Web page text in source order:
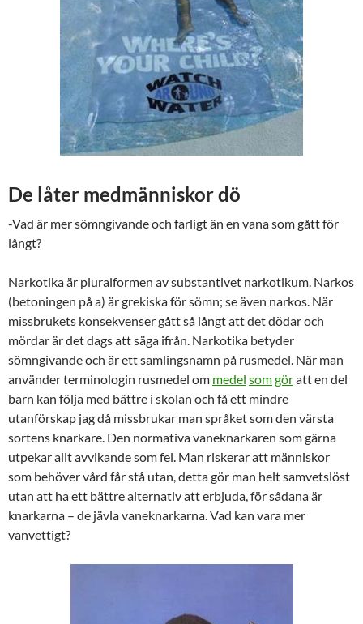
De låter medmänniskor dö
-Vad är mer sömngivande och farligt än en vana som gått för
långt?
Narkotika är pluralformen av substantivet narkotikum. Narkos
(betoningen på a) är grekiska för sömn; se även narkos. När
missbrukets konsekvenser gått så långt att det dödar och
mördar är det dags att säga ifrån. Narkotika betyder
sömngivande och är ett samlingsnamn på rusmedel. När man
använder terminologin rusmedel om medel somgöratt en del
barn kan följa med bättre i skolan och få ett mindre
utanförskap jag då missbrukar man språket som den värsta
sortens knarkare. Den normativa vaneknarkaren som gärna
utpekar allt avvikande som fel. Man riskerar att människor
som behöver vård får stå utan, detta gör man helt samvetslöst
utan att ha ett bättre alternativ att erbjuda, för sådana är
knarkarna – de jävla vaneknarkarna. Vad kan vara mer
vanvettigt?